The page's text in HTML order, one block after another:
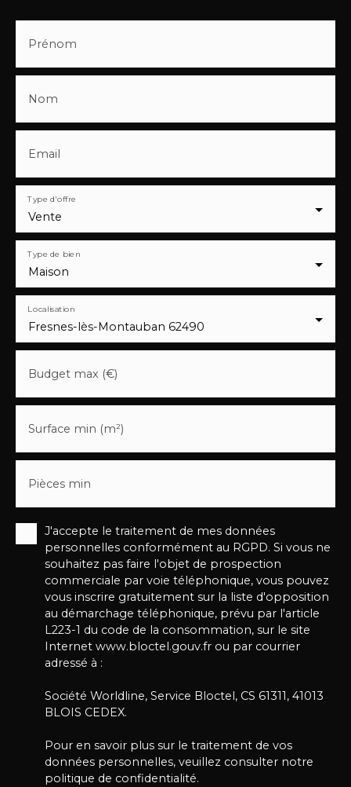
Prénom
Nom
Email
Vente
Type d'offre
Maison
Type de bien
Fresnes-lès-Montauban 62490
Localisation
Budget max (€)
Surface min (m²)
Pièces min
J'accepte le traitement de mes données
personnelles conformément au RGPD. Si vous ne
souhaitez pas faire l'objet de prospection
commerciale par voie téléphonique, vous pouvez
vous inscrire gratuitement sur la liste d'opposition
au démarchage téléphonique, prévu par l'article
L223-1 du code de la consommation, sur le site
Internet www.bloctel.gouv.fr ou par courrier
adressé à :
Société Worldline, Service Bloctel, CS 61311, 41013
BLOIS CEDEX.
Pour en savoir plus sur le traitement de vos
données personnelles, veuillez consulter notre
politique de confidentialité.